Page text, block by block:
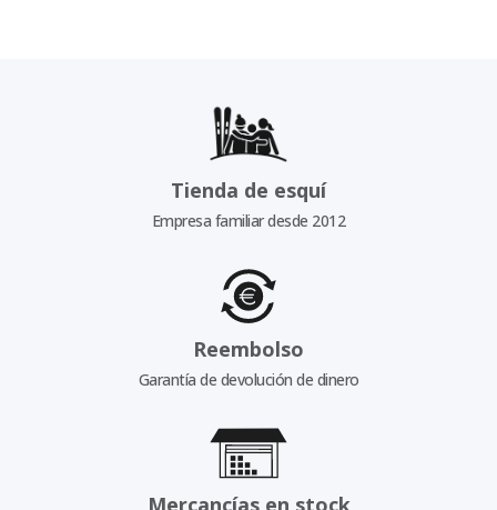
Tienda de esquí
Empresa familiar desde 2012
Reembolso
Garantía de devolución de dinero
Mercancías en stock